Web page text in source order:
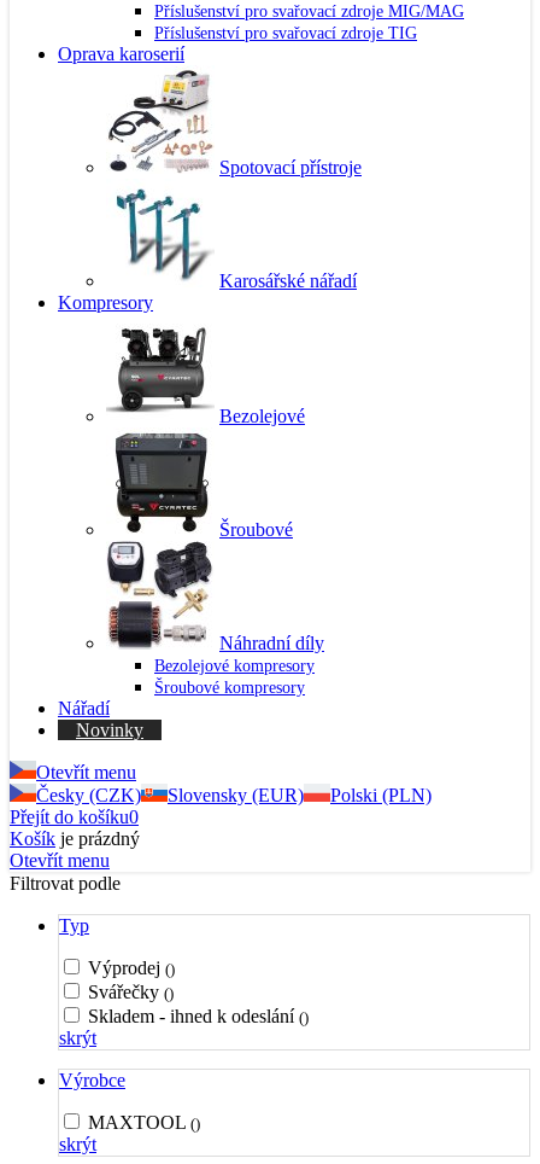
Příslušenství pro svařovací zdroje MIG/MAG
Příslušenství pro svařovací zdroje TIG
Oprava karoserií
Spotovací přístroje
Karosářské nářadí
Kompresory
Bezolejové
Šroubové
Náhradní díly
Bezolejové kompresory
Šroubové kompresory
Nářadí
Novinky
Otevřít menu
Česky (CZK)
Slovensky (EUR)
Polski (PLN)
Přejít do košíku0
Košík je prázdný
Otevřít menu
Filtrovat podle
Typ
Výprodej ()
Svářečky ()
Skladem - ihned k odeslání ()
skrýt
Výrobce
MAXTOOL ()
skrýt